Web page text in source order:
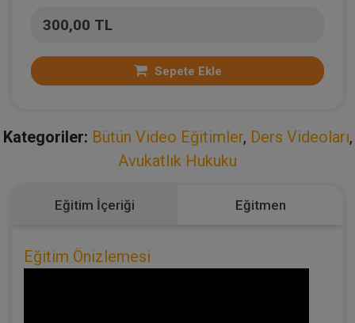
300,00 TL
Sepete Ekle
Kategoriler: Bütün Video Eğitimler, Ders Videoları,
Avukatlık Hukuku
Eğitim İçeriği Eğitmen
Eğitim Önizlemesi